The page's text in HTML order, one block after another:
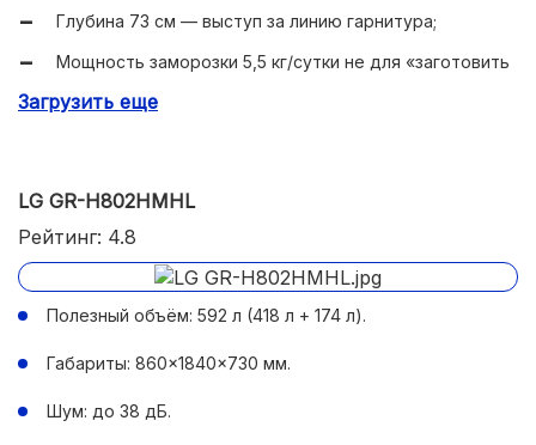
Глубина 73 см — выступ за линию гарнитура;
Мощность заморозки 5,5 кг/сутки не для «заготовить
Загрузить еще
LG GR-H802HMHL
Рейтинг: 4.8
Полезный объём: 592 л (418 л + 174 л).
Габариты: 860×1840×730 мм.
Шум: до 38 дБ.